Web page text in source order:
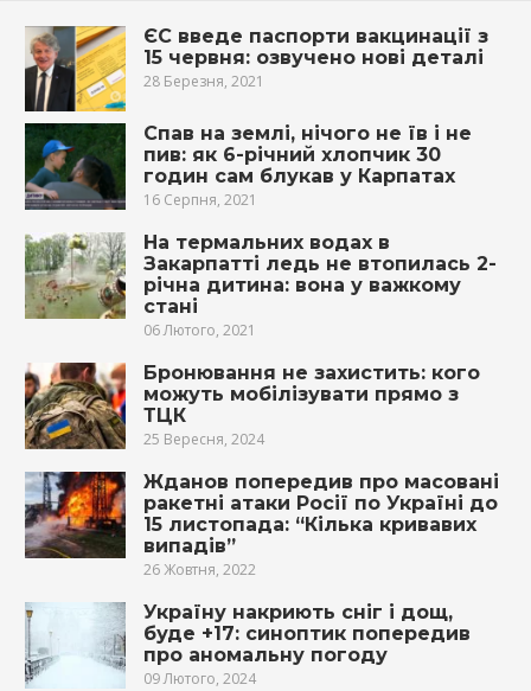
ЄС введе паспорти вакцинації з
15 червня: озвучено нові деталі
28 Березня, 2021
Спав на землі, нічого не їв і не
пив: як 6-річний хлопчик 30
годин сам блукав у Карпатах
16 Серпня, 2021
На термальних водах в
Закарпатті ледь не втопилась 2-
річна дитина: вона у важкому
стані
06 Лютого, 2021
Бронювання не захистить: кого
можуть мобілізувати прямо з
ТЦК
25 Вересня, 2024
Жданов попередив про масовані
ракетні атаки Росії по Україні до
15 листопада: “Кілька кривавих
випадів”
26 Жовтня, 2022
Україну накриють сніг і дощ,
буде +17: синоптик попередив
про аномальну погоду
09 Лютого, 2024